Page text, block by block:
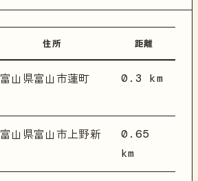
住所 距離
富山県富山市蓮町 0.3 km
富山県富山市上野新
0.65
km